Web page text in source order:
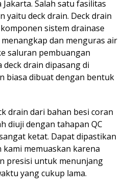
Salah satu fasilitas
yaitu deck drain. Deck drain
sistem drainase
dan menguras air
saluran pembuangan
deck drain dipasang di
biasa dibuat dengan bentuk
drain dari bahan besi coran
diuji dengan tahapan QC
ketat. Dapat dipastikan
memuaskan karena
presisi untuk menunjang
yang cukup lama.